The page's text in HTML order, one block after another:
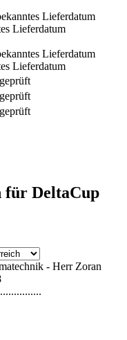
Lieferdatum
Lieferdatum
Lieferdatum
Lieferdatum
für DeltaCup
- Herr Zoran